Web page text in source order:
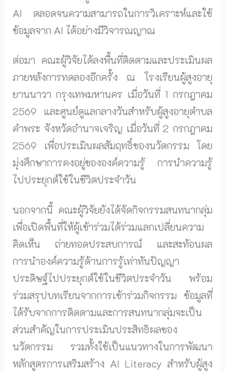
AI ตลอดจนความสามารถในการวิเคราะห์และใช้
ข้อมูลจาก AI ได้อย่างมีวิจารณญาณ
ต่อมา คณะผู้วิจัยได้ลงพื้นที่ติดตามและประเมินผล
ภายหลังการทดลองอีกครั้ง ณ โรงเรียนผู้สูงอายุ
ยานนาวา กรุงเทพมหานคร เมื่อวันที่ 1 กรกฎาคม
2569 และศูนย์ดูแลกลางวันสำหรับผู้สูงอายุตำบล
คำพระ จังหวัดอำนาจเจริญ เมื่อวันที่ 2 กรกฎาคม
2569 เพื่อประเมินผลสัมฤทธิ์ของนวัตกรรม โดย
มุ่งศึกษาการคงอยู่ขององค์ความรู้ การนำความรู้
ไปประยุกต์ใช้ในชีวิตประจำวัน
นอกจากนี้ คณะผู้วิจัยยังได้จัดกิจกรรมสนทนากลุ่ม
เพื่อเปิดพื้นที่ให้ผู้เข้าร่วมได้ร่วมแลกเปลี่ยนความ
คิดเห็น ถ่ายทอดประสบการณ์ และสะท้อนผล
การนำองค์ความรู้ด้านการรู้เท่าทันปัญญา
ประดิษฐ์ไปประยุกต์ใช้ในชีวิตประจำวัน พร้อม
ร่วมสรุปบทเรียนจากการเข้าร่วมกิจกรรม ข้อมูลที่
ได้รับจากการติดตามและการสนทนากลุ่มจะเป็น
ส่วนสำคัญในการประเมินประสิทธิผลของ
นวัตกรรม รวมทั้งใช้เป็นแนวทางในการพัฒนา
หลักสูตรการเสริมสร้าง AI Literacy สำหรับผู้สูง